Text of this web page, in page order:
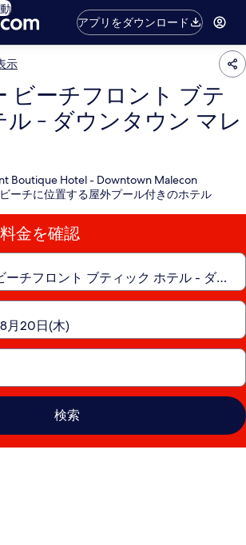
アプリをダウンロード
示
ビーチフロント ブテ
ル - ダウンタウン マレ
Boutique Hotel - Downtown Malecon
ーチに位置する屋外プール付きのホテル
金を確認
検索